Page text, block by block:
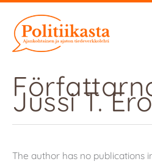
innehåll
Jussi T.
The author has no publications